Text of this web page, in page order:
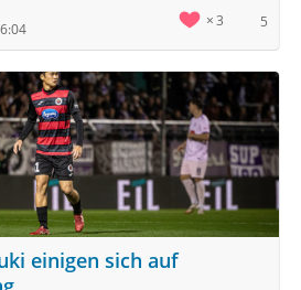
3 5
einigen sich auf